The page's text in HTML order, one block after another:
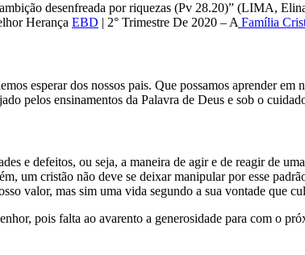
desenfreada por riquezas (Pv 28.20)” (LIMA,
Herança EBD | 2° Trimestre De 2020 – A Família
esperar dos nossos pais. Que possamos aprender
pelos ensinamentos da Palavra de Deus e sob o
e defeitos, ou seja, a maneira de agir e de reagir de
um cristão não deve se deixar manipular por esse
valor, mas sim uma vida segundo a sua vontade que
pois falta ao avarento a generosidade para com o